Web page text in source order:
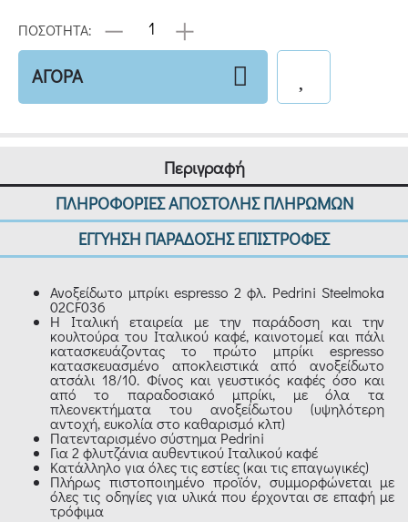
ΠΟΣΟΤΗΤΑ:
ΑΓΟΡΑ
Περιγραφή
ΠΛΗΡΟΦΟΡΙΕΣ ΑΠΟΣΤΟΛΗΣ ΠΛΗΡΩΜΩΝ
ΕΓΓΥΗΣΗ ΠΑΡΑΔΟΣΗΣ ΕΠΙΣΤΡΟΦΕΣ
Ανοξείδωτο μπρίκι espresso 2 φλ. Pedrini Steelmoka
02CF036
Η Ιταλική εταιρεία με την παράδοση και την
κουλτούρα του Ιταλικού καφέ, καινοτομεί και πάλι
κατασκευάζοντας το πρώτο μπρίκι espresso
κατασκευασμένο αποκλειστικά από ανοξείδωτο
ατσάλι 18/10. Φίνος και γευστικός καφές όσο και
από το παραδοσιακό μπρίκι, με όλα τα
πλεονεκτήματα του ανοξείδωτου (υψηλότερη
αντοχή, ευκολία στο καθαρισμό κλπ)
Πατενταρισμένο σύστημα Pedrini
Για 2 φλυτζάνια αυθεντικού Ιταλικού καφέ
Κατάλληλο για όλες τις εστίες (και τις επαγωγικές)
Πλήρως πιστοποιημένο προϊόν, συμμορφώνεται με
όλες τις οδηγίες για υλικά που έρχονται σε επαφή με
τρόφιμα